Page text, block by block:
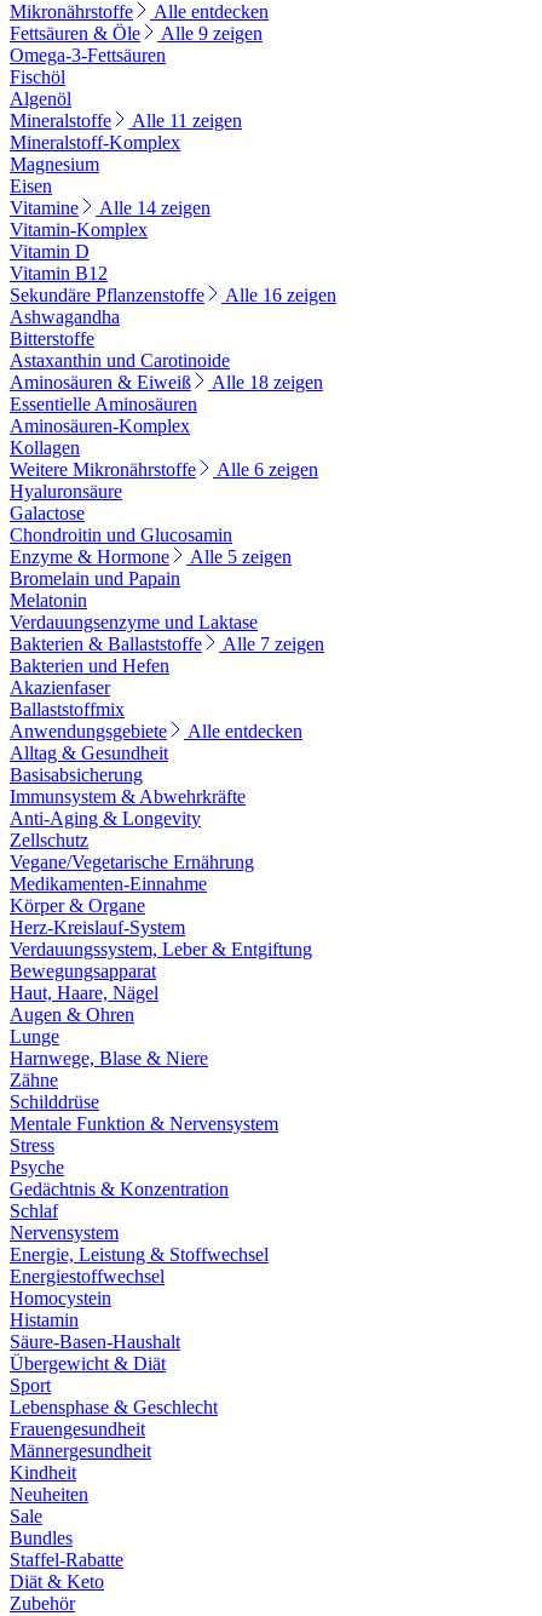
Mikronährstoffe
Alle entdecken
Fettsäuren & Öle
Alle 9 zeigen
Omega-3-Fettsäuren
Fischöl
Algenöl
Mineralstoffe
Alle 11 zeigen
Mineralstoff-Komplex
Magnesium
Eisen
Vitamine
Alle 14 zeigen
Vitamin-Komplex
Vitamin D
Vitamin B12
Sekundäre Pflanzenstoffe
Alle 16 zeigen
Ashwagandha
Bitterstoffe
Astaxanthin und Carotinoide
Aminosäuren & Eiweiß
Alle 18 zeigen
Essentielle Aminosäuren
Aminosäuren-Komplex
Kollagen
Weitere Mikronährstoffe
Alle 6 zeigen
Hyaluronsäure
Galactose
Chondroitin und Glucosamin
Enzyme & Hormone
Alle 5 zeigen
Bromelain und Papain
Melatonin
Verdauungsenzyme und Laktase
Bakterien & Ballaststoffe
Alle 7 zeigen
Bakterien und Hefen
Akazienfaser
Ballaststoffmix
Anwendungsgebiete
Alle entdecken
Alltag & Gesundheit
Basisabsicherung
Immunsystem & Abwehrkräfte
Anti-Aging & Longevity
Zellschutz
Vegane/Vegetarische Ernährung
Medikamenten-Einnahme
Körper & Organe
Herz-Kreislauf-System
Verdauungssystem, Leber & Entgiftung
Bewegungsapparat
Haut, Haare, Nägel
Augen & Ohren
Lunge
Harnwege, Blase & Niere
Zähne
Schilddrüse
Mentale Funktion & Nervensystem
Stress
Psyche
Gedächtnis & Konzentration
Schlaf
Nervensystem
Energie, Leistung & Stoffwechsel
Energiestoffwechsel
Homocystein
Histamin
Säure-Basen-Haushalt
Übergewicht & Diät
Sport
Lebensphase & Geschlecht
Frauengesundheit
Männergesundheit
Kindheit
Neuheiten
Sale
Bundles
Staffel-Rabatte
Diät & Keto
Zubehör